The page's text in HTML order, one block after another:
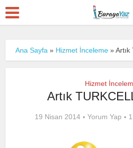
Ana Sayfa » Hizmet İnceleme »Artık
Hizmet
Artık
19 Nisan 2014 Yorum Yap